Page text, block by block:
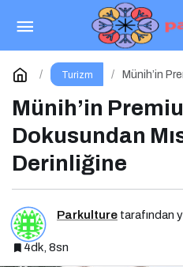
Turizm
Münih’in
Münih’in
Dokusundan
Derinliğine
Parkulture tarafından
4dk, 8sn
Karne Zilinden Yaz
Yorum Yap